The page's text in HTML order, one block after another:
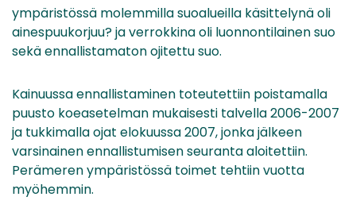
ympäristössä molemmilla suoalueilla käsittelynä oli
ainespuukorjuu? ja verrokkina oli luonnontilainen suo
sekä ennallistamaton ojitettu suo.
Kainuussa ennallistaminen toteutettiin poistamalla
puusto koeasetelman mukaisesti talvella 2006-2007
ja tukkimalla ojat elokuussa 2007, jonka jälkeen
varsinainen ennallistumisen seuranta aloitettiin.
Perämeren ympäristössä toimet tehtiin vuotta
myöhemmin.